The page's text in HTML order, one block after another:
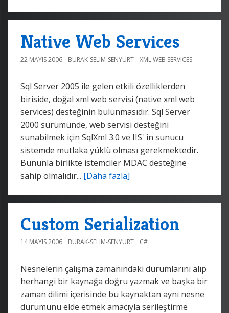
Native Web Services
22 MAYIS 2006 BURAK-SELIM-SENYURT XML WEB SERVICES
Sql Server 2005 ile gelen etkili özelliklerden
biriside, doğal xml web servisi (native xml web
services) desteğinin bulunmasıdır. Sql Server
2000 sürümünde, web servisi desteğini
sunabilmek için SqlXml 3.0 ve IIS' in sunucu
sistemde mutlaka yüklü olması gerekmektedir.
Bununla birlikte istemciler MDAC desteğine
sahip olmalıdır... [Daha fazla]
Custom Serialization
14 MAYIS 2006 BURAK-SELIM-SENYURT C#
Nesnelerin çalışma zamanındaki durumlarını alıp
herhangi bir kaynağa doğru yazmak ve başka bir
zaman dilimi içerisinde bu kaynaktan aynı nesne
durumunu elde etmek amacıyla serileştirme